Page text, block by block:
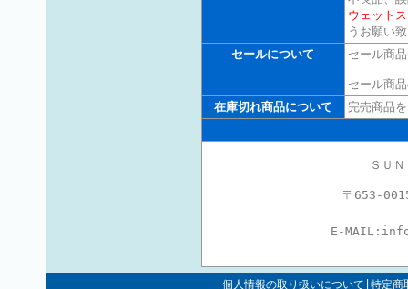
ウェット
うお願い
セールについて
セール商
セール商
在庫切れ商品について
完売商品
ＳＵ
〒653-
E-MAIL:
個人情報の取り扱いについて|特定商